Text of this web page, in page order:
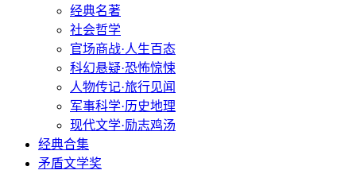
经典名著
社会哲学
官场商战·人生百态
科幻悬疑·恐怖惊悚
人物传记·旅行见闻
军事科学·历史地理
现代文学·励志鸡汤
经典合集
矛盾文学奖